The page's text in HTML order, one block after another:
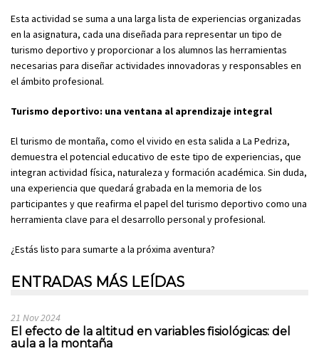
Esta actividad se suma a una larga lista de experiencias organizadas
en la asignatura, cada una diseñada para representar un tipo de
turismo deportivo y proporcionar a los alumnos las herramientas
necesarias para diseñar actividades innovadoras y responsables en
el ámbito profesional.
Turismo deportivo: una ventana al aprendizaje integral
El turismo de montaña, como el vivido en esta salida a La Pedriza,
demuestra el potencial educativo de este tipo de experiencias, que
integran actividad física, naturaleza y formación académica. Sin duda,
una experiencia que quedará grabada en la memoria de los
participantes y que reafirma el papel del turismo deportivo como una
herramienta clave para el desarrollo personal y profesional.
¿Estás listo para sumarte a la próxima aventura?
ENTRADAS MÁS LEÍDAS
21 Nov 2024
El efecto de la altitud en variables fisiológicas: del
aula a la montaña